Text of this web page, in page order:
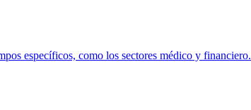
específicos, como los sectores médico y financiero.